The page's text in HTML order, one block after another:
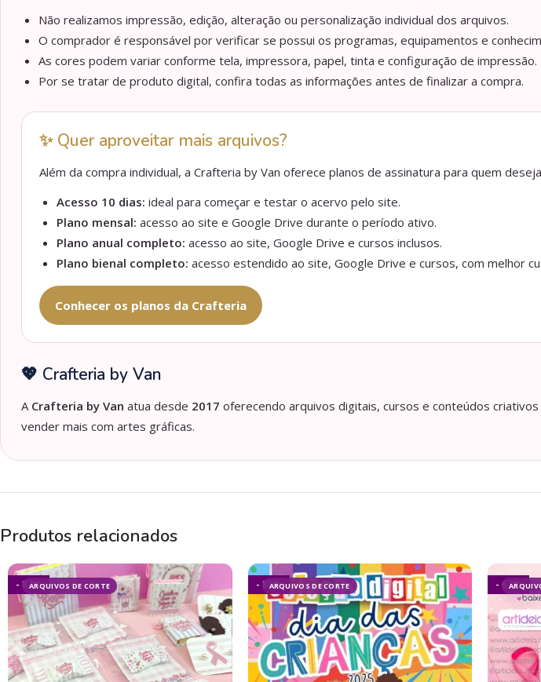
Não realizamos impressão, edição, alteração ou personalização individual dos arquivos.
O comprador é responsável por verificar se possui os programas, equipamentos e
As cores podem variar conforme tela, impressora, papel, tinta e configuração de impressão.
Por se tratar de produto digital, confira todas as informações antes de finalizar a compra.
✨ Quer aproveitar mais arquivos?
Além da compra individual, a Crafteria by Van oferece planos de assinatura para quem
Acesso 10 dias: ideal para começar e testar o acervo pelo site.
Plano mensal: acesso ao site e Google Drive durante o período ativo.
Plano anual completo: acesso ao site, Google Drive e cursos inclusos.
Plano bienal completo: acesso estendido ao site, Google Drive e cursos, com melhor
Conhecer os planos da Crafteria
💖 Crafteria by Van
A Crafteria by Van atua desde 2017 oferecendo arquivos digitais, cursos e conteúdos
vender mais com artes gráficas.
Produtos relacionados
ARQUIVOS DE CORTE
- 87% ARQUIVOS DE CORTE
- 80% - 67%